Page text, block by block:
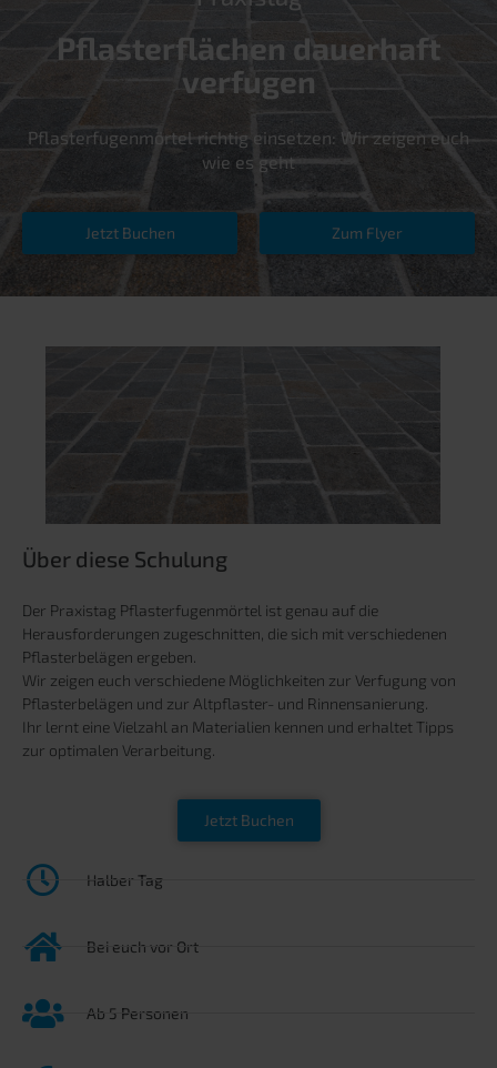
Pflasterflächen dauerhaft
verfugen
Pflasterfugenmörtel richtig einsetzen: Wir zeigen euch
wie es geht
Jetzt Buchen Zum Flyer
Über diese Schulung
Der Praxistag Pflasterfugenmörtel ist genau auf die
Herausforderungen zugeschnitten, die sich mit verschiedenen
Pflasterbelägen ergeben.
Wir zeigen euch verschiedene Möglichkeiten zur Verfugung von
Pflasterbelägen und zur Altpflaster- und Rinnensanierung.
Ihr lernt eine Vielzahl an Materialien kennen und erhaltet Tipps
zur optimalen Verarbeitung.
Jetzt Buchen
Halber Tag
Bei euch vor Ort
Ab 5 Personen